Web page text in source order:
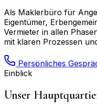
Als Maklerbüro für
Eigentümer,
Vermieter in allen
mit klaren Prozessen
Persönliches
Einblick
Unser